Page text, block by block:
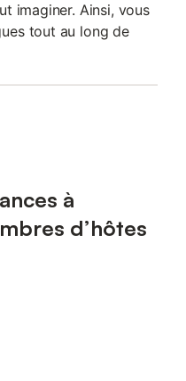
imaginer. Ainsi, vous
tout au long de
à
d’hôtes